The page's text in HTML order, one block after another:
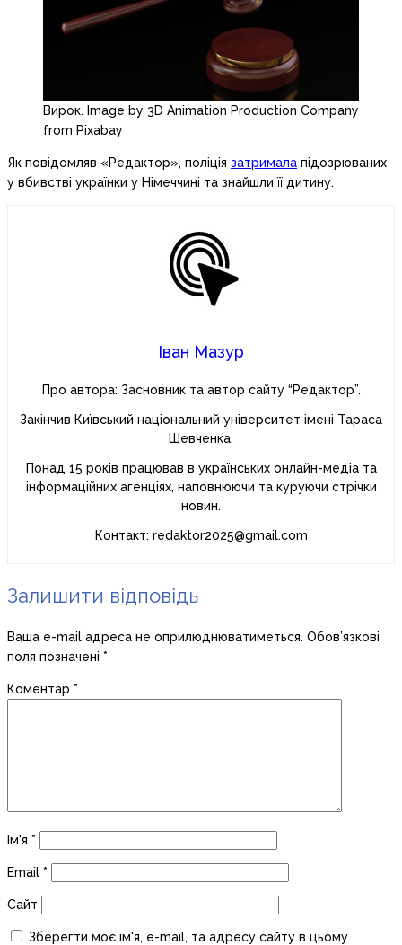
Вирок. Image by 3D Animation Production Company
from Pixabay
Як повідомляв «Редактор», поліція затримала підозрюваних
у вбивстві українки у Німеччині та знайшли її дитину.
Іван Мазур
Про автора: Засновник та автор сайту “Редактор”.
Закінчив Київський національний університет імені Тараса
Шевченка.
Понад 15 років працював в українських онлайн-медіа та
інформаційних агенціях, наповнюючи та куруючи стрічки
новин.
Контакт: redaktor2025@gmail.com
Залишити відповідь
Ваша e-mail адреса не оприлюднюватиметься. Обов’язкові
поля позначені *
Коментар *
Ім'я *
Email *
Сайт
Зберегти моє ім'я, e-mail, та адресу сайту в цьому